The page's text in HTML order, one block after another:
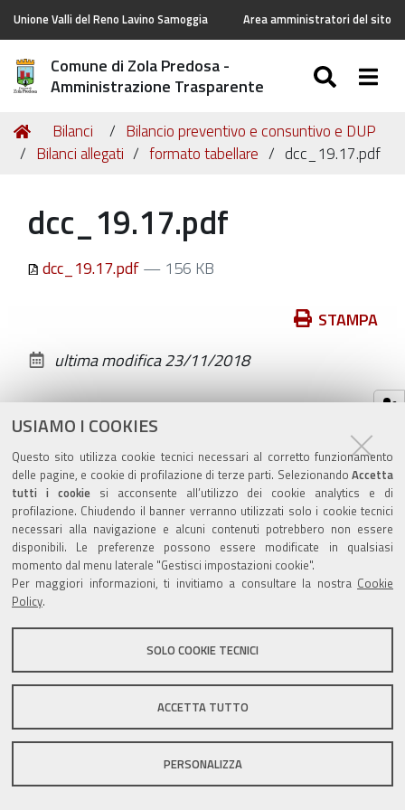
USIAMO I COOKIES
Questo sito utilizza cookie tecnici necessari al corretto funzionamento
delle pagine, e cookie di profilazione di terze parti. Selezionando Accetta
tutti i cookiesi acconsente all’utilizzo dei cookie analytics e di
profilazione. Chiudendo il banner verranno utilizzati solo i cookie tecnici
necessari alla navigazione e alcuni contenuti potrebbero non essere
disponibili. Le preferenze possono essere modificate in qualsiasi
momento dal menu laterale "Gestisci impostazioni cookie".
Per maggiori informazioni, ti invitiamo a consultare la nostra Cookie
Policy.
SOLO COOKIE TECNICI
ACCETTA TUTTO
PERSONALIZZA
Unione Valli del Reno Lavino Samoggia Area amministratori del sito
Comune di Zola Predosa -
Amministrazione Trasparente
Tu
sei
Home
Bilanci
Bilancio preventivo e consuntivo e DUP
Bilanci allegati
formato tabellare dcc_19.17.pdf
dcc_19.17.pdf
dcc_19.17.pdf— 156 KB
documento
STAMPA
ultima modifica23/11/2018
Valuta questo sito
Sito istituzionale Comune di Zola Predosa
Privacy policy|DPO|Accessibilità